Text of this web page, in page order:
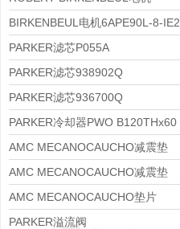
8APE80M-2K-IE3
BIRKENBEUL电机6APE90L-8-IE2
PARKER滤芯P055A
PARKER滤芯938902Q
PARKER滤芯936700Q
PARKER冷却器PWO B120THx60
AMC MECANOCAUCHO减震垫
138552
AMC MECANOCAUCHO减震垫
138551
AMC MECANOCAUCHO垫片
608074
PARKER溢流阀